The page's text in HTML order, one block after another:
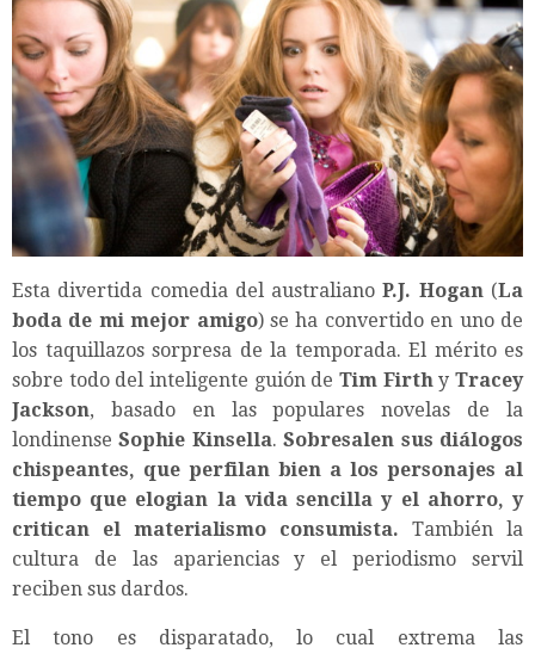
Esta divertida comedia del australianoP.J. Hogan (La
boda de mi mejor amigo) se ha convertido en uno de
los taquillazos sorpresa de la temporada. El mérito es
sobre todo del inteligente guión de Tim Firth yTracey
Jackson, basado en las populares novelas de la
londinenseSophie Kinsella.Sobresalen sus diálogos
chispeantes, que perfilan bien a los personajes al
tiempo que elogian la vida sencilla y el ahorro, y
critican el materialismo consumista. También la
cultura de las apariencias y el periodismo servil
reciben sus dardos.
El tono es disparatado, lo cual extrema las